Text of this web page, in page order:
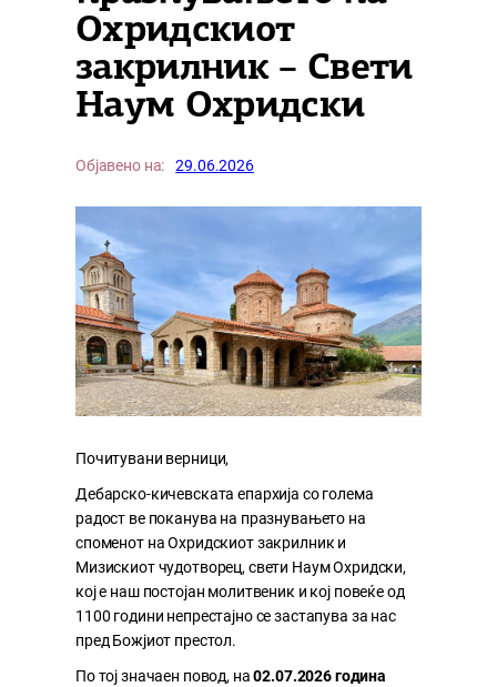
Охридскиот
закрилник – Свети
Наум Охридски
Објавено на: 29.06.2026
Почитувани верници,
Дебарско-кичевската епархија со голема
радост ве поканува на празнувањето на
споменот на Охридскиот закрилник и
Мизискиот чудотворец, свети Наум Охридски,
кој е наш постојан молитвеник и кој повеќе од
1100 години непрестајно се застапува за нас
пред Божјиот престол.
По тој значаен повод, на02.07.2026 година